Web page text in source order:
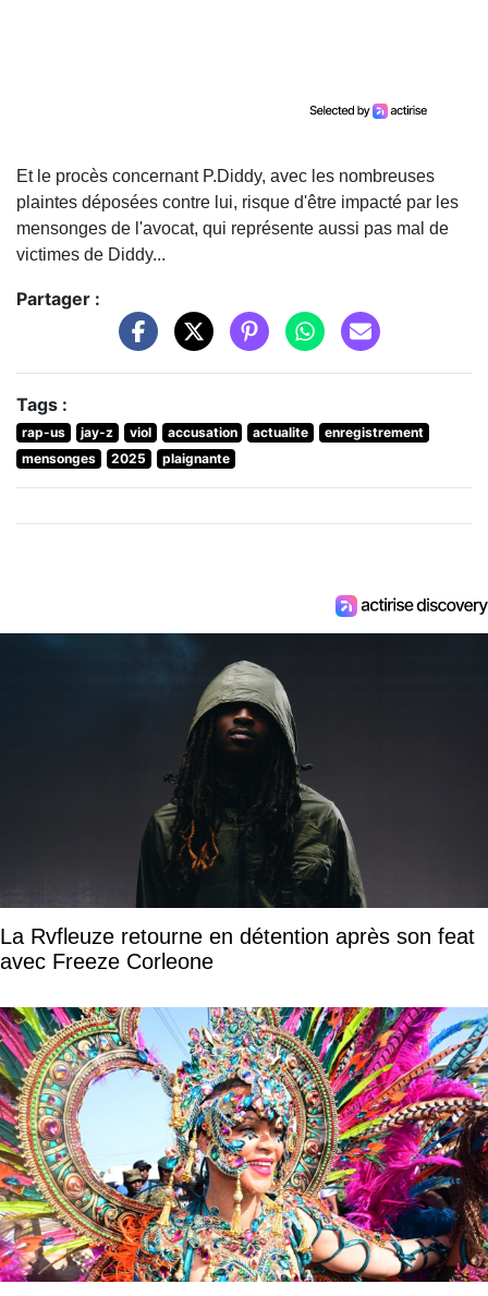
Et le procès concernant P.Diddy, avec les nombreuses
plaintes déposées contre lui, risque d'être impacté par les
mensonges de l'avocat, qui représente aussi pas mal de
victimes de Diddy...
Partager :
Tags :
rap-us jay-z viol accusation actualite
enregistrement
mensonges
2025 plaignante
La Rvfleuze retourne en détention après son feat
avec Freeze Corleone